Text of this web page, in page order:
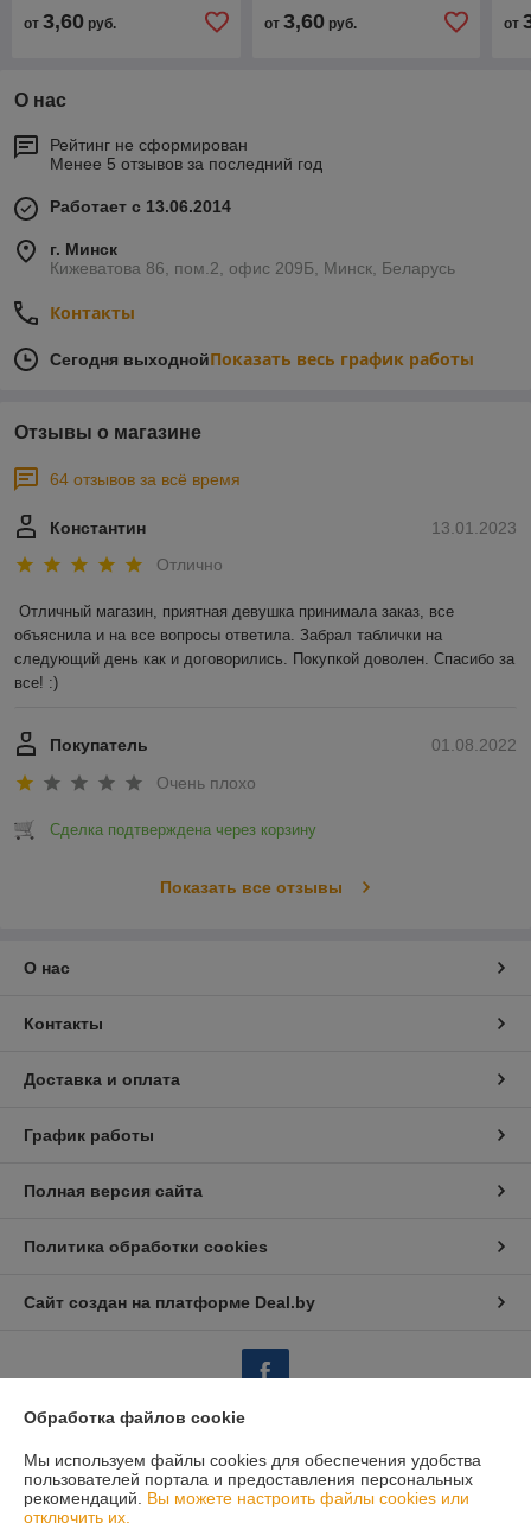
от 3,60 руб. от 3,60руб. от
О нас
Рейтинг не сформирован
Менее 5 отзывов за последний год
Работает с 13.06.2014
г. Минск
Кижеватова 86, пом.2, офис 209Б, Минск, Беларусь
Контакты
Сегодня выходнойПоказать весь график работы
Отзывы о магазине
64 отзывов за всё время
13.01.2023
Константин
Отлично
Отличный магазин, приятная девушка принимала заказ, все
объяснила и на все вопросы ответила. Забрал таблички на
следующий день как и договорились. Покупкой доволен. Спасибо за
все! :)
01.08.2022
Покупатель
Очень плохо
Сделка подтверждена через корзину
Показать все отзывы
О нас
Контакты
Доставка и оплата
График работы
Полная версия сайта
Политика обработки cookies
Сайт создан на платформе Deal.by
Информация для покупателя
Юридическое лицо:Закрытое акционерное общество «ИнтерЗнак»
220024, Республика Беларусь, г. Минск, ул. Кижеватова, 86, пом. 2,
Обработка файлов cookie
Мы используем файлы cookies для обеспечения удобства
пользователей портала и предоставления персональных
рекомендаций. Вы можете настроить файлы cookies или
отключить их.